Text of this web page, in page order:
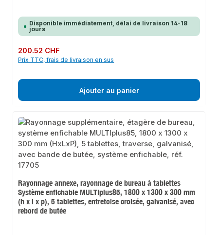
Disponible immédiatement, délai de livraison 14-18
jours
Prix régulier :
200.52 CHF
Prix TTC, frais de livraison en sus
Ajouter au panier
Rayonnage annexe, rayonnage de bureau à tablettes
Système enfichable MULTIplus85, 1800 x 1300 x 300 mm
(h x l x p), 5 tablettes, entretoise croisée, galvanisé, avec
rebord de butée